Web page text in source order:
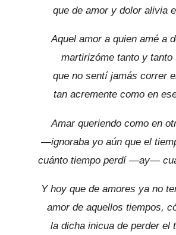
que de amor y dolor alivia
Aquel amor a quien amé a
martirizóme tanto y tanto
que no sentí jamás correr
tan acremente como en
Amar queriendo como en
—ignoraba yo aún que el
cuánto tiempo perdí —ay—
Y hoy que de amores ya no
amor de aquellos tiempos,
la dicha inicua de perder el